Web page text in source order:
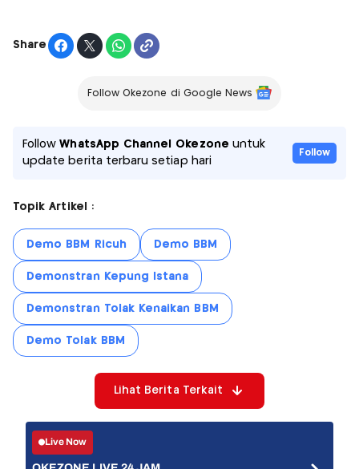
Share
Follow Okezone di Google News
FollowWhatsApp Channel Okezone untuk
update berita terbaru setiap hari
Follow
Topik Artikel :
Demo BBM Ricuh Demo BBM
Demonstran Kepung Istana
Demonstran Tolak Kenaikan BBM
Demo Tolak BBM
Lihat Berita Terkait
Live Now